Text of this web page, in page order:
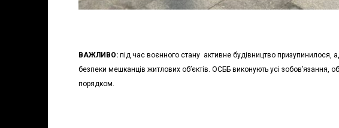
ВАЖЛИВО:під час воєнного стану активне будівництво призупинилося,
безпеки мешканців житлових об’єктів. ОСББ виконують усі зобов’язання,
порядком.